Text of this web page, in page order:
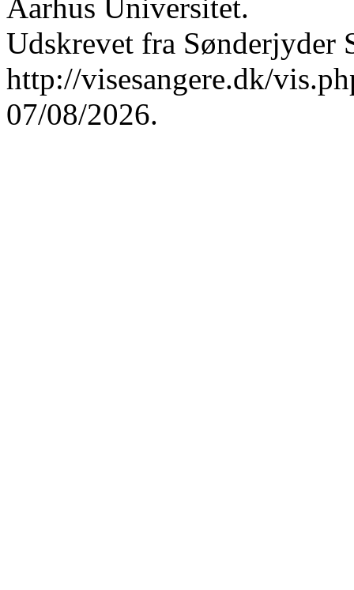
Aarhus Universitet.
Udskrevet fra Sønderjyder
http://visesangere.dk/
07/08/2026.